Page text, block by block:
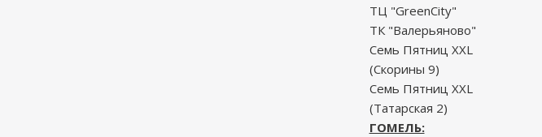
ТЦ "GreenCity"
ТК "Валерьяново"
Семь Пятниц XXL
(Скорины 9)
Семь Пятниц XXL
(Татарская 2)
ГОМЕЛЬ: